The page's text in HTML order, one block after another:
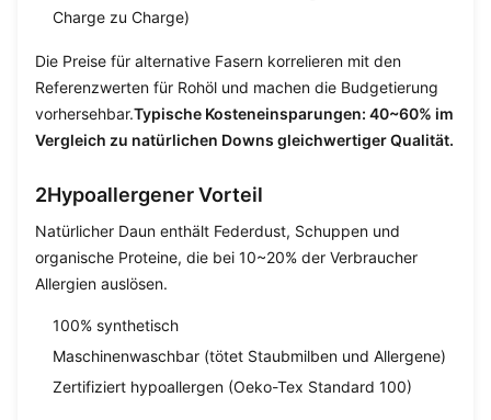
Charge zu Charge)
Die Preise für alternative Fasern korrelieren mit den
Referenzwerten für Rohöl und machen die Budgetierung
vorhersehbar.Typische Kosteneinsparungen: 40~60% im
Vergleich zu natürlichen Downs gleichwertiger Qualität.
2Hypoallergener Vorteil
Natürlicher Daun enthält Federdust, Schuppen und
organische Proteine, die bei 10~20% der Verbraucher
Allergien auslösen.
100% synthetisch
Maschinenwaschbar (tötet Staubmilben und Allergene)
Zertifiziert hypoallergen (Oeko-Tex Standard 100)